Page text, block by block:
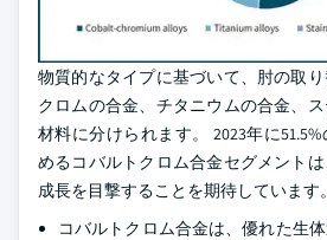
物質的なタイプに基づいて、肘の取
クロムの合金、チタニウムの合金、
材料に分けられます。 2023年に
めるコバルトクロム合金セグメント
成長を目撃することを期待しています。
コバルトクロム合金は、優れた生